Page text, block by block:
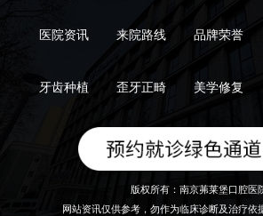
医院资讯 来院路线 品牌荣誉
牙齿种植 歪牙正畸 美学修复
版权所有：南京茀莱堡口腔医
网站资讯仅供参考，勿作为临床诊断及治疗依